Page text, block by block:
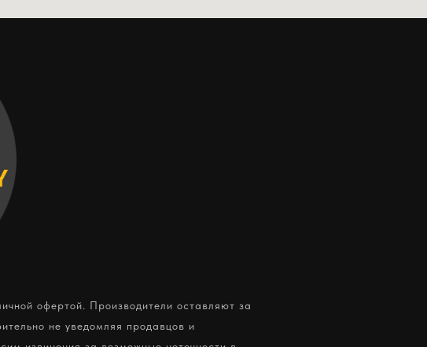
офертой. Производители оставляют за
не уведомляя продавцов и